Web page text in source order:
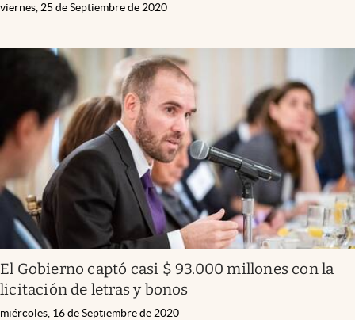
viernes, 25 de Septiembre de 2020
El Gobierno captó casi $ 93.000 millones con la
licitación de letras y bonos
miércoles, 16 de Septiembre de 2020